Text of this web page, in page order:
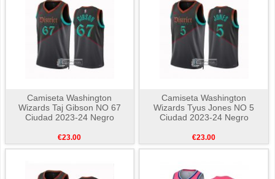
Camiseta Washington
Wizards Taj Gibson NO 67
Ciudad 2023-24 Negro
€23.00
Camiseta Washington
Wizards Tyus Jones NO 5
Ciudad 2023-24 Negro
€23.00